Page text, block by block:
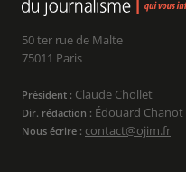
50 ter rue de Malte
75011 Paris
Président : Claude Chollet
Dir. rédaction : Édouard Chanot
Nous écrire : contact@ojim.fr